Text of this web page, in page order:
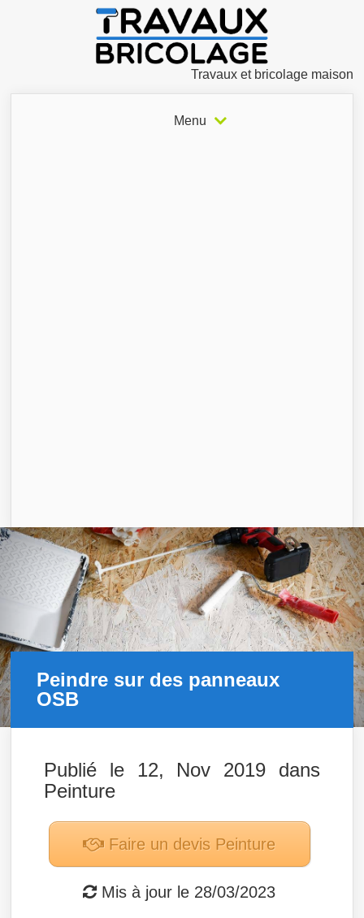
Travaux et bricolage maison
Menu
Peindre sur des panneaux
OSB
Publié le 12, Nov 2019 dans
Peinture
Faire un devis Peinture
Mis à jour le 28/03/2023